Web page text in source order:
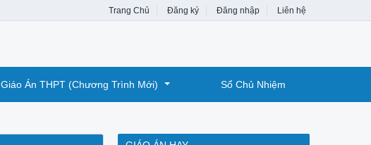
Trang Chủ Đăng ký Đăng nhập Liên hệ
Giáo Án THPT (Chương Trình Mới) Sổ Chủ Nhiệm